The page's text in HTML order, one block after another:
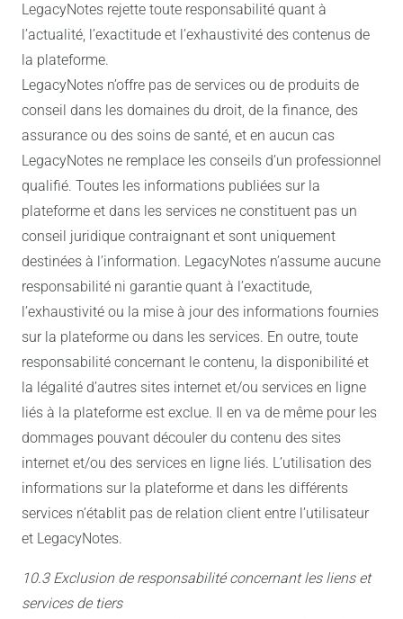
LegacyNotes rejette toute responsabilité quant à
l’actualité, l’exactitude et l’exhaustivité des contenus de
la plateforme.
LegacyNotes n’offre pas de services ou de produits de
conseil dans les domaines du droit, de la finance, des
assurance ou des soins de santé, et en aucun cas
LegacyNotes ne remplace les conseils d’un professionnel
qualifié. Toutes les informations publiées sur la
plateforme et dans les services ne constituent pas un
conseil juridique contraignant et sont uniquement
destinées à l’information. LegacyNotes n’assume aucune
responsabilité ni garantie quant à l’exactitude,
l’exhaustivité ou la mise à jour des informations fournies
sur la plateforme ou dans les services. En outre, toute
responsabilité concernant le contenu, la disponibilité et
la légalité d’autres sites internet et/ou services en ligne
liés à la plateforme est exclue. Il en va de même pour les
dommages pouvant découler du contenu des sites
internet et/ou des services en ligne liés. L’utilisation des
informations sur la plateforme et dans les différents
services n’établit pas de relation client entre l’utilisateur
et LegacyNotes.
10.3 Exclusion de responsabilité concernant les liens et
services de tiers